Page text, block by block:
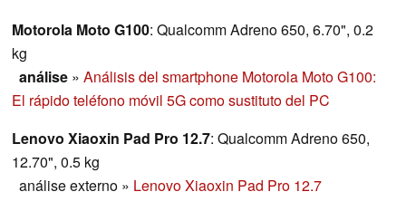
Motorola Moto G100: Qualcomm Adreno 650, 6.70", 0.2
kg
análise » Análisis del smartphone Motorola Moto G100:
El rápido teléfono móvil 5G como sustituto del PC
Lenovo Xiaoxin Pad Pro 12.7: Qualcomm Adreno 650,
12.70", 0.5 kg
análise externo » Lenovo Xiaoxin Pad Pro 12.7